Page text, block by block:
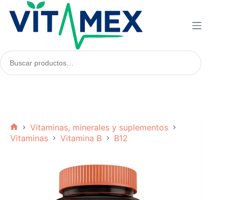
contenido
Buscar
productos:
Inicio
Vitaminas, minerales y suplementos
Vitaminas
Vitamina B B12